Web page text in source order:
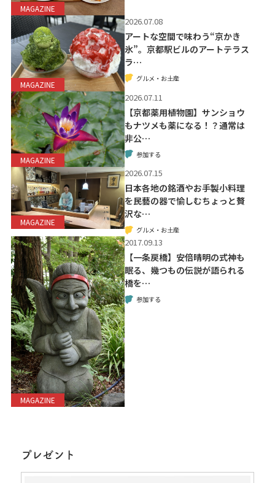
MAGAZINE
MAGAZINE
2026.07.08
アートな空間で味わう“京かき
氷”。京都駅ビルのアートテラス
ラ…
グルメ・お土産
MAGAZINE
2026.07.11
【京都薬用植物園】サンショウ
もナツメも薬になる！？通常は
非公…
参加する
MAGAZINE
2026.07.15
日本各地の銘酒やお手製小料理
を民藝の器で愉しむちょっと贅
沢な…
グルメ・お土産
MAGAZINE
2017.09.13
【一条戻橋】安倍晴明の式神も
眠る、幾つもの伝説が語られる
橋を…
参加する
プレゼント